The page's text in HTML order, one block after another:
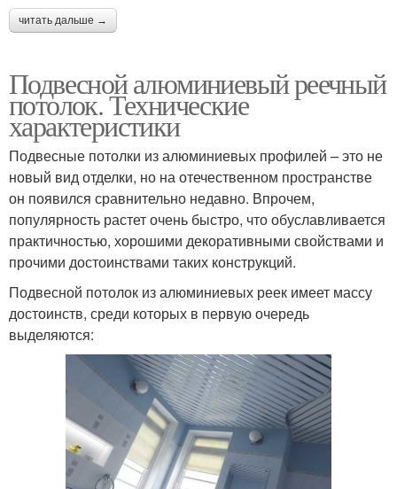
читать дальше →
Подвесной алюминиевый реечный
потолок. Технические
характеристики
Подвесные потолки из алюминиевых профилей – это не
новый вид отделки, но на отечественном пространстве
он появился сравнительно недавно. Впрочем,
популярность растет очень быстро, что обуславливается
практичностью, хорошими декоративными свойствами и
прочими достоинствами таких конструкций.
Подвесной потолок из алюминиевых реек имеет массу
достоинств, среди которых в первую очередь
выделяются: